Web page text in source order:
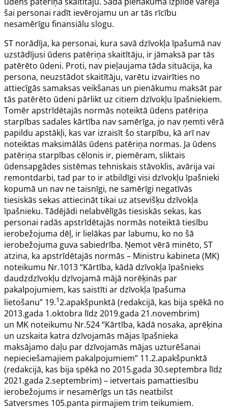
šai personai radīt ievērojamu un ar tās rīcību
nesamērīgu finansiālu slogu.
ST norādīja, ka personai, kura savā dzīvokļa īpašumā nav
uzstādījusi ūdens patēriņa skaitītāju, ir jāmaksā par tās
patērēto ūdeni. Proti, nav pieļaujama tāda situācija, ka
persona, neuzstādot skaitītāju, varētu izvairīties no
attiecīgās samaksas veikšanas un pienākumu maksāt par
tās patērēto ūdeni pārlikt uz citiem dzīvokļu īpašniekiem.
Tomēr apstrīdētajās normās noteiktā ūdens patēriņa
starpības sadales kārtība nav samērīga, jo nav ņemti vērā
papildu apstākļi, kas var izraisīt šo starpību, kā arī nav
noteiktas maksimālās ūdens patēriņa normas. Ja ūdens
patēriņa starpības cēlonis ir, piemēram, sliktais
ūdensapgādes sistēmas tehniskais stāvoklis, avārija vai
remontdarbi, tad par to ir atbildīgi visi dzīvokļu īpašnieki
kopumā un nav ne taisnīgi, ne samērīgi negatīvās
tiesiskās sekas attiecināt tikai uz atsevišķu dzīvokļa
īpašnieku. Tādējādi nelabvēlīgās tiesiskās sekas, kas
personai radās apstrīdētajās normās noteiktā tiesību
ierobežojuma dēļ, ir lielākas par labumu, ko no šā
ierobežojuma guva sabiedrība. Ņemot vērā minēto, ST
atzina, ka apstrīdētajās normās – Ministru kabineta (MK)
noteikumu Nr.1013“Kārtība, kādā dzīvokļa īpašnieks
daudzdzīvokļu dzīvojamā mājā norēķinās par
pakalpojumiem, kas saistīti ar dzīvokļa īpašuma
lietošanu” 19.12.apakšpunktā (redakcijā, kas bija spēkā no
2013.gada 1.oktobra līdz 2019.gada 21.novembrim)
un MK noteikumu Nr.524“Kārtība, kādā nosaka, aprēķina
un uzskaita katra dzīvojamās mājas īpašnieka
maksājamo daļu par dzīvojamās mājas uzturēšanai
nepieciešamajiem pakalpojumiem” 11.2.apakšpunktā
(redakcijā, kas bija spēkā no 2015.gada 30.septembra līdz
2021.gada 2.septembrim) – ietvertais pamattiesību
ierobežojums ir nesamērīgs un tās neatbilst
Satversmes 105.panta pirmajiem trim teikumiem.